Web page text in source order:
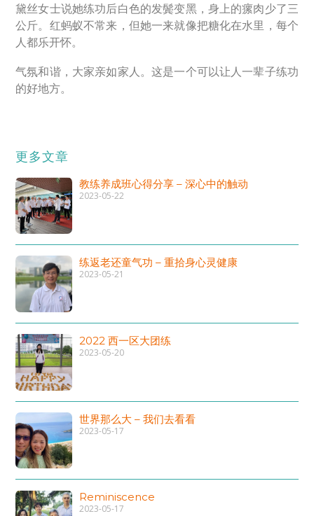
黛丝女士说她练功后白色的发鬓变黑，身上的瘰肉少了三
公斤。红蚂蚁不常来，但她一来就像把糖化在水里，每个
人都乐开怀。
气氛和谐，大家亲如家人。这是一个可以让人一辈子练功
的好地方。
更多文章
教练养成班心得分享 – 深心中的触动
2023-05-22
练返老还童气功 – 重拾身心灵健康
2023-05-21
2022 西一区大团练
2023-05-20
世界那么大 – 我们去看看
2023-05-17
Reminiscence
2023-05-17